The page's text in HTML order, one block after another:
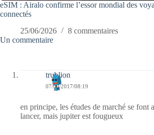
eSIM : Airalo confirme l’essor mondial des
connectés
25/06/2026
8 commentaires
Un commentaire
trublion
07/09/2017/08:19
en principe, les études de marché se font
lancer, mais jupiter est fougueux